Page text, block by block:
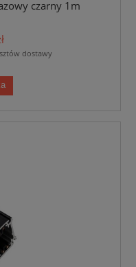
czarny 1m
dostawy